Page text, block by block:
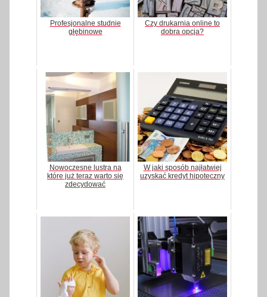
Profesjonalne studnie
głębinowe
Czy drukarnia online to
dobra opcja?
Nowoczesne lustra na
które już teraz warto się
zdecydować
W jaki sposób najłatwiej
uzyskać kredyt hipoteczny